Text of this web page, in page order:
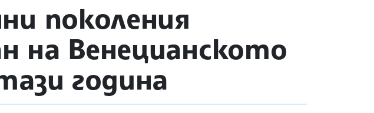
поколения
на Венецианското
година